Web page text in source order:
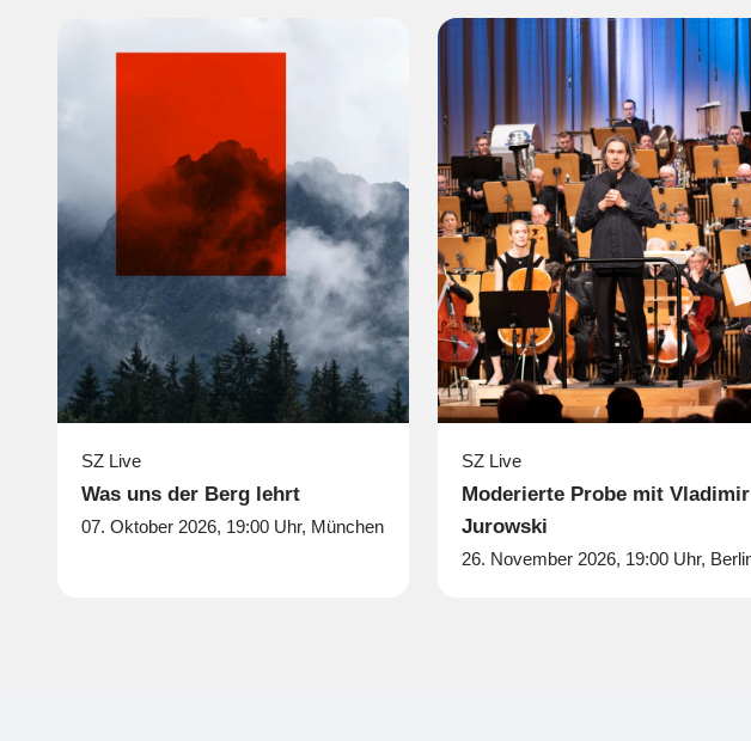
SZ Live
Was uns der Berg lehrt
07. Oktober 2026, 19:00 Uhr, München
SZ Live
Moderierte Probe mit Vladimir
Jurowski
26. November 2026, 19:00 Uhr,